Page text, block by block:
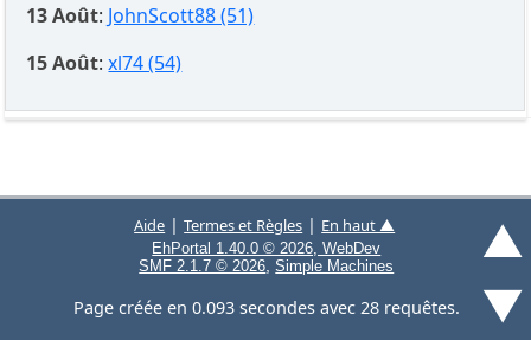
13 Août: JohnScott88 (51)
15 Août:xl74 (54)
▲
▼
Aide |Termes et Règles | En haut ▲
EhPortal 1.40.0 © 2026, WebDev
SMF 2.1.7 © 2026 ,Simple Machines
Page créée en 0.093 secondes avec 28 requêtes.